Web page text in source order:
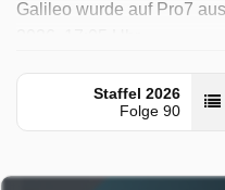
Galileo wurde auf Pro7
Staffel 2026
Folge 90